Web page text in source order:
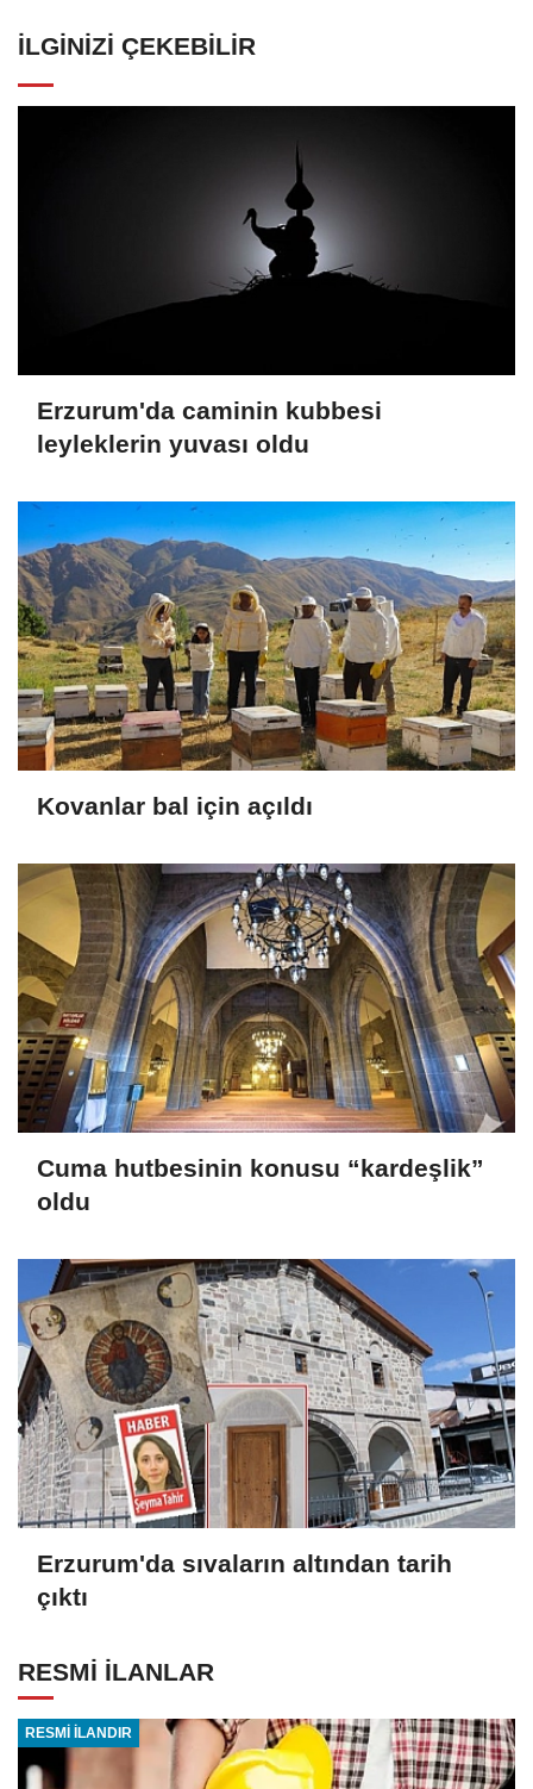
İLGINIZI ÇEKEBILIR
Erzurum'da caminin kubbesi
leyleklerin yuvası oldu
Kovanlar bal için açıldı
Cuma hutbesinin konusu “kardeşlik”
oldu
Erzurum'da sıvaların altından tarih
çıktı
RESMİ İLANLAR
RESMİ İLANDIR